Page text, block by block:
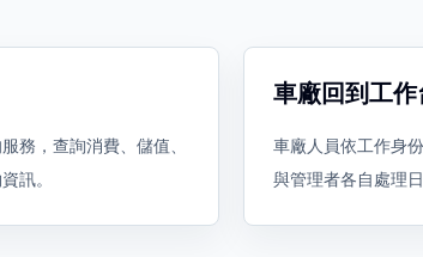
務，查詢消費、儲值、
訊。
車廠回到工作
車廠人員依工作身
與管理者各自處理日